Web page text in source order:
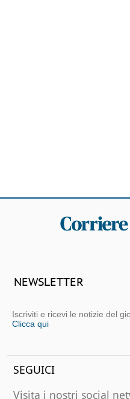
NEWSLETTER
Iscriviti e ricevi le notizie del
Clicca qui
SEGUICI
Visita i nostri social